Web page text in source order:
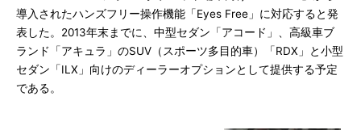
導入されたハンズフリー操作機能「Eyes Free」に対応すると発
表した。2013年末までに、中型セダン「アコード」、高級車ブ
ランド「アキュラ」のSUV（スポーツ多目的車）「RDX」と小型
セダン「ILX」向けのディーラーオプションとして提供する予定
である。